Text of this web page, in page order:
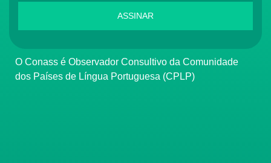
ASSINAR
O Conass é Observador Consultivo da Comunidade
dos Países de Língua Portuguesa (CPLP)